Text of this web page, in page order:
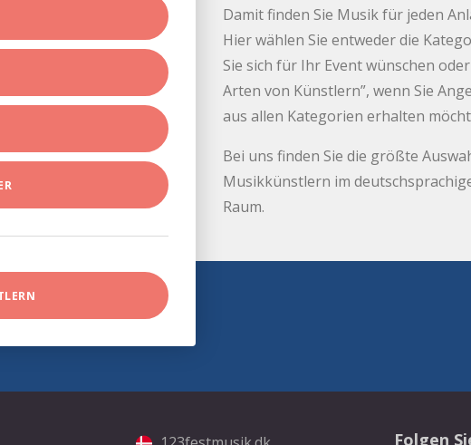
Damit finden Sie Musik für jeden
Hier wählen Sie entweder die
Sie sich für Ihr Event wünschen oder
Arten von Künstlern”, wenn Sie
aus allen Kategorien erhalten
Bei uns finden Sie die größte
Musikkünstlern im
Raum.
Folgen